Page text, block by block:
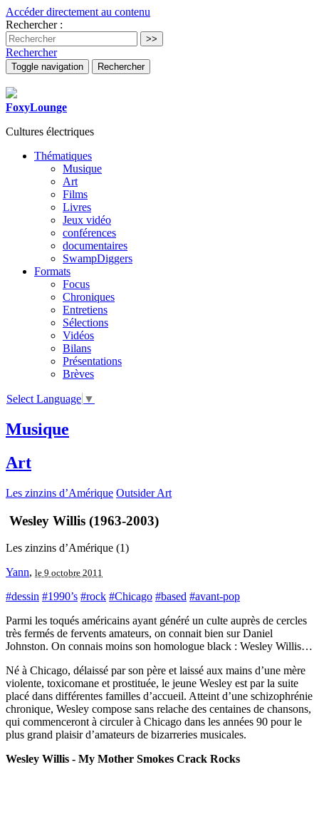
Accéder directement au contenu
Rechercher :
Rechercher
Toggle navigation Rechercher
FoxyLounge
Cultures électriques
Thématiques
Musique
Art
Films
Livres
Jeux vidéo
conférences
documentaires
SwampDiggers
Formats
Focus
Chroniques
Entretiens
Sélections
Vidéos
Bilans
Présentations
Brèves
Select Language ▼
Musique
Art
Les zinzins d’Amérique Outsider Art
Wesley Willis (1963-2003)
Les zinzins d’Amérique (1)
Yann, le 9 octobre 2011
#dessin #1990’s #rock #Chicago #based #avant-pop
Parmi les toqués américains ayant généré un culte auprès de cercles
très fermés de fervents amateurs, on connait bien sur Daniel
Johnston. On connais moins son homologue black : Wesley Willis…
Né à Chicago, délaissé par son père et laissé aux mains d’une mère
violente, toxicomane et prostituée, le jeune Wesley est par la suite
placé dans différentes familles d’accueil. Atteint d’une schizophrénie
chronique, Wesley compose sans relache des centaines de chansons,
qui commenceront à circuler à Chicago dans les années 90 pour le
plus grand plaisir d’amateurs de bizarreries musicales.
Wesley Willis - My Mother Smokes Crack Rocks